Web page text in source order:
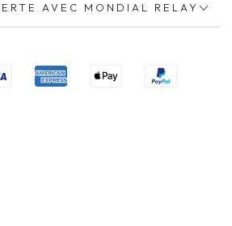
AVEC MONDIAL RELAY